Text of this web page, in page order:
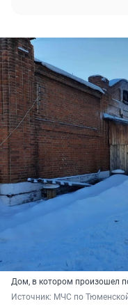
Дом, в котором произошел
Источник: МЧС по